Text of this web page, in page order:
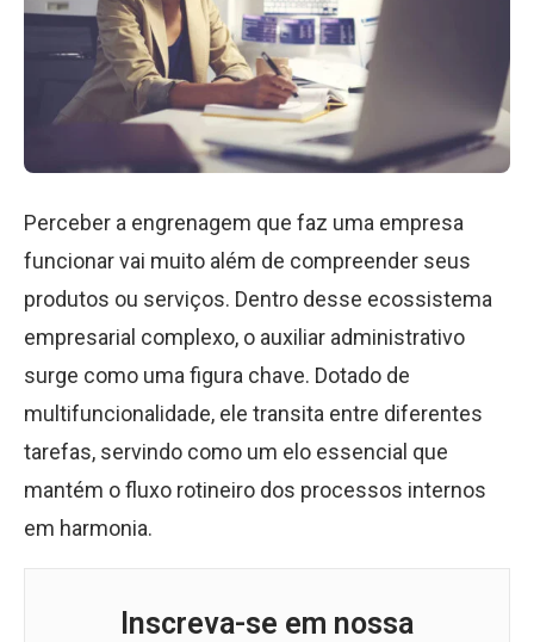
Perceber a engrenagem que faz uma empresa
funcionar vai muito além de compreender seus
produtos ou serviços. Dentro desse ecossistema
empresarial complexo, o auxiliar administrativo
surge como uma figura chave. Dotado de
multifuncionalidade, ele transita entre diferentes
tarefas, servindo como um elo essencial que
mantém o fluxo rotineiro dos processos internos
em harmonia.
Inscreva-se em nossa